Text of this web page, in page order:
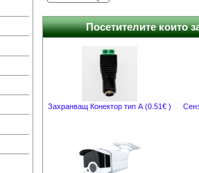
Посетителите които
Захранващ Конектор тип А (0.51€ )